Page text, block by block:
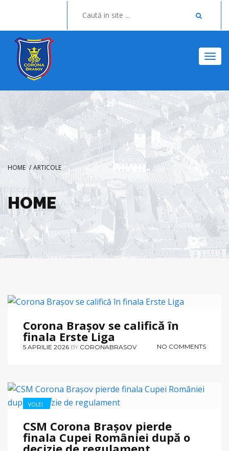
HOME / ARTICOLE
HOME
Corona Brașov se califică în
finala Erste Liga
5 APRILIE 2026 BY CORONABRASOV NO COMMENTS
VOLEI
CSM Corona Brașov pierde
finala Cupei României după o